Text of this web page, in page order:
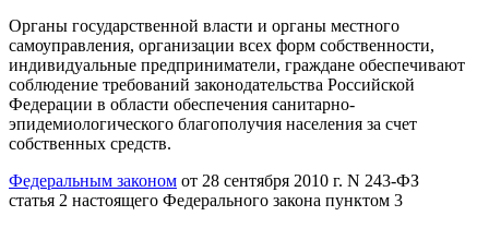
Органы государственной власти и органы местного
самоуправления, организации всех форм собственности,
индивидуальные предприниматели, граждане обеспечивают
соблюдение требований законодательства Российской
Федерации в области обеспечения санитарно-
эпидемиологического благополучия населения за счет
собственных средств.
Федеральным законом от 28 сентября 2010 г. N 243-ФЗ
статья 2 настоящего Федерального закона пунктом 3